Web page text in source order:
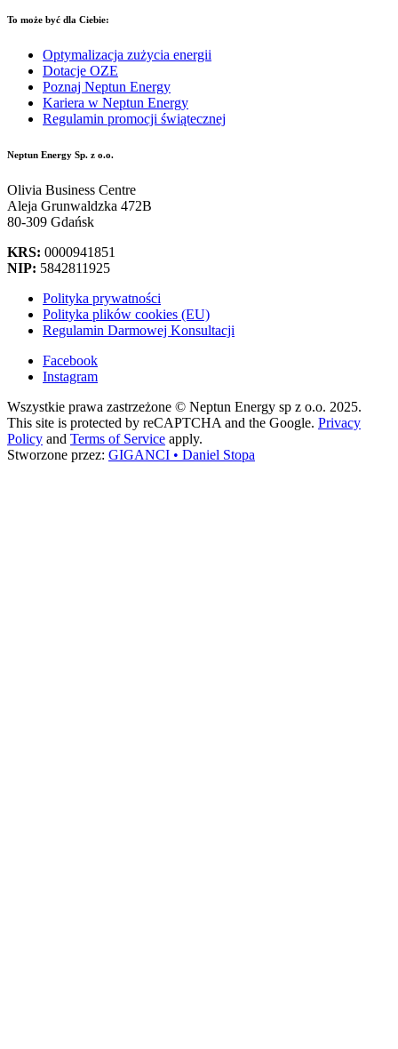
To może być dla Ciebie:
Optymalizacja zużycia energii
Dotacje OZE
Poznaj Neptun Energy
Kariera w Neptun Energy
Regulamin promocji świątecznej
Neptun Energy Sp. z o.o.
Olivia Business Centre
Aleja Grunwaldzka 472B
80-309 Gdańsk
KRS: 0000941851
NIP: 5842811925
Polityka prywatności
Polityka plików cookies (EU)
Regulamin Darmowej Konsultacji
Facebook
Instagram
Wszystkie prawa zastrzeżone © Neptun Energy sp z o.o. 2025.
This site is protected by reCAPTCHA and the Google. Privacy
Policy and Terms of Service apply.
Stworzone przez: GIGANCI • Daniel Stopa